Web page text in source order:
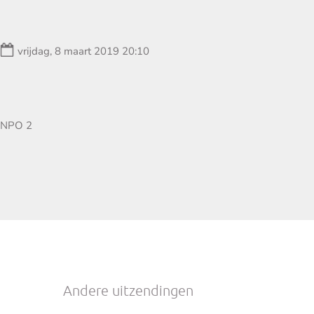
Datum:
vrijdag, 8 maart 2019 20:10
Zender:
NPO 2
Andere uitzendingen